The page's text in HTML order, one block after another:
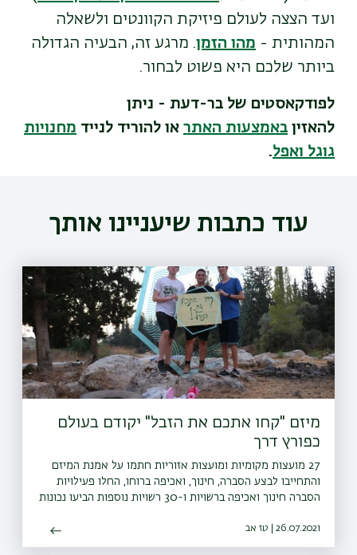
ועד הצצה לעולם פיזיקת הקוונטים ולשאלה
המהותית - מהו הזמן. מרגע זה, הבעיה הגדולה
ביותר שלכם היא פשוט לבחור.
לפודקאסטים של בר-דעת - ניתן
להאזין באמצעות האתר או להוריד לנייד מחנויות
גוגל ואפל.
עוד כתבות שיעניינו אותך
מיזם "קחו אתכם את הזבל" יקודם בעולם
כפורץ דרך
27 מועצות מקומיות ומועצות אזוריות חתמו על אמנת המיזם
והתחייבו לבצע הסברה, חינוך, ואכיפה ברוחו, החלו פעילויות
הסברה חינוך ואכיפה ברשויות ו-30 רשויות נוספות הביעו נכונות
26.07.2021 | טז אב